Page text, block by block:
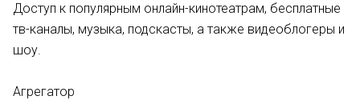
Доступ к популярным онлайн-кинотеатрам, бесплатные
тв-каналы, музыка, подскасты, а также видеоблогеры и
шоу.
Агрегатор